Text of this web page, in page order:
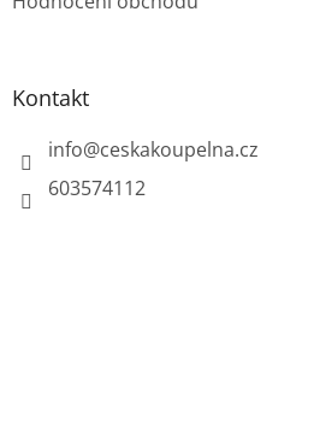
Kontakt
info@ceskakoupelna.cz
603574112